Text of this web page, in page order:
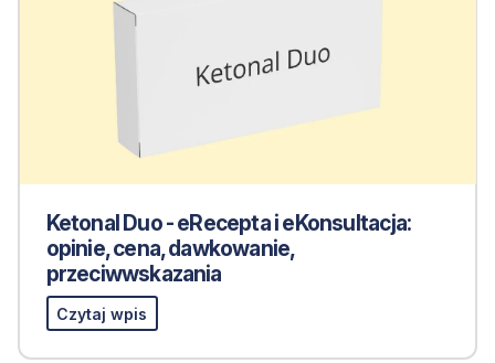
Ketonal Duo - eRecepta i eKonsultacja:
opinie, cena, dawkowanie,
przeciwwskazania
Czytaj wpis